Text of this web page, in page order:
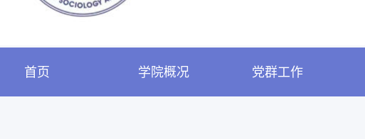
首页 学院概况 党群工作